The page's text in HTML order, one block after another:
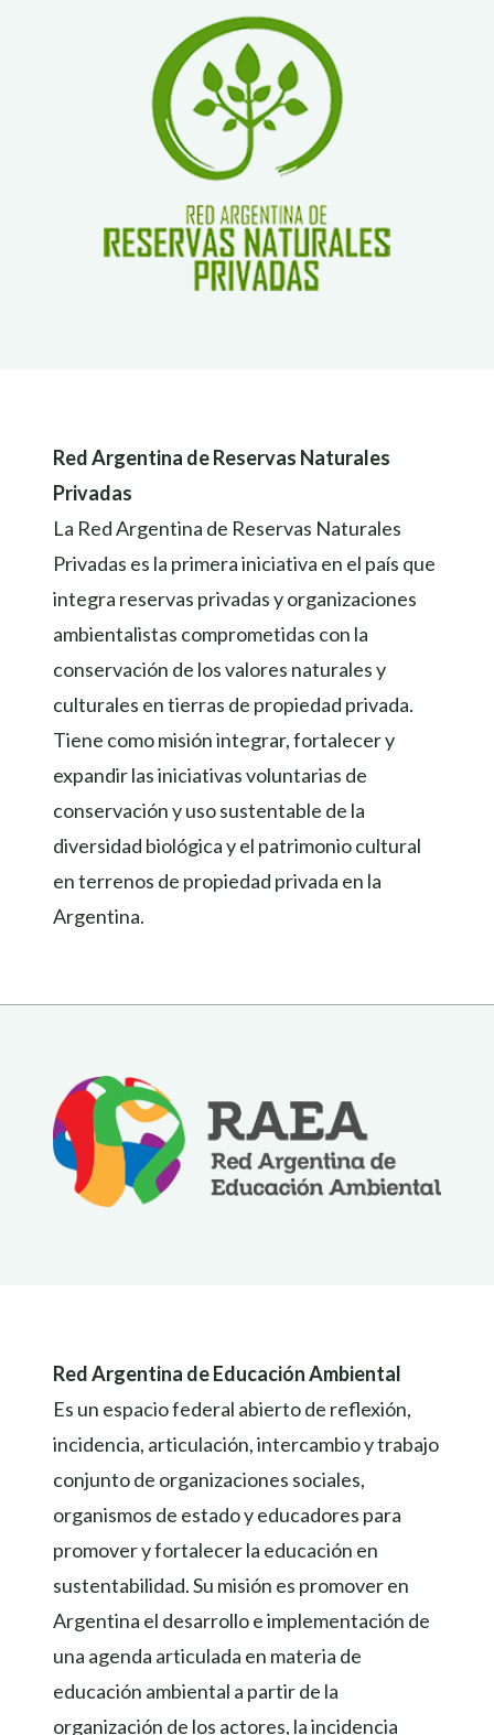
Red Argentina de Reservas Naturales
Privadas
La Red Argentina de Reservas Naturales
Privadas es la primera iniciativa en el país que
integra reservas privadas y organizaciones
ambientalistas comprometidas con la
conservación de los valores naturales y
culturales en tierras de propiedad privada.
Tiene como misión integrar, fortalecer y
expandir las iniciativas voluntarias de
conservación y uso sustentable de la
diversidad biológica y el patrimonio cultural
en terrenos de propiedad privada en la
Argentina.
Red Argentina de Educación Ambiental
Es un espacio federal abierto de reflexión,
incidencia, articulación, intercambio y trabajo
conjunto de organizaciones sociales,
organismos de estado y educadores para
promover y fortalecer la educación en
sustentabilidad. Su misión es promover en
Argentina el desarrollo e implementación de
una agenda articulada en materia de
educación ambiental a partir de la
organización de los actores, la incidencia